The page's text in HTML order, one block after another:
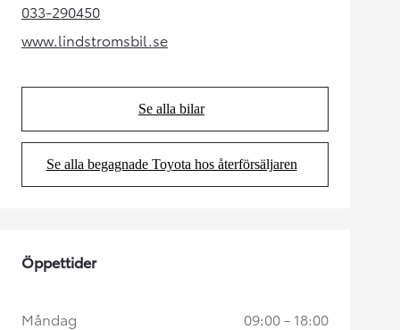
033-290450(Opens in new tab)
www.lindstromsbil.se
(Opens in new tab)
Se alla bilar
(Opens in new tab)
Se alla begagnade Toyota hos återförsäljaren
(Opens in new tab)
Öppettider
Måndag
09:00 - 18:00